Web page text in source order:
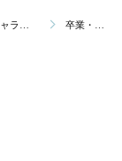
ラリー 卒業・卒園